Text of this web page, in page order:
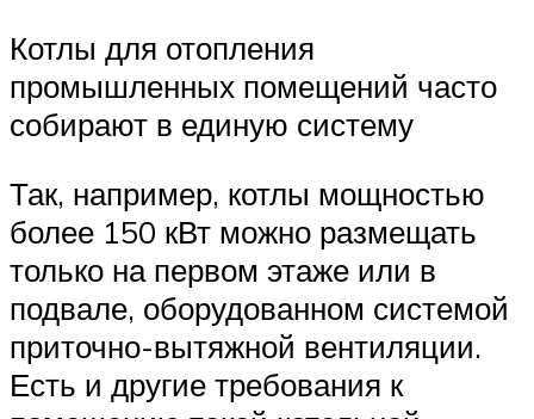
Котлы для отопления
промышленных помещений часто
собирают в единую систему
Так, например, котлы мощностью
более 150 кВт можно размещать
только на первом этаже или в
подвале, оборудованном системой
приточно-вытяжной вентиляции.
Есть и другие требования к